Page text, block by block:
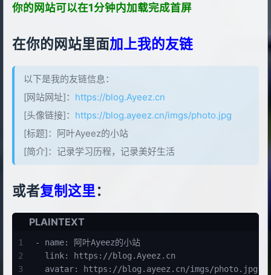
你的网站可以在1分钟内加载完成首屏
在你的网站里面加上我的友链
以下是我的友链信息：
[网站网址]： https://blog.Ayeez.cn
[头像链接]： https://blog.ayeez.cn/imgs/photo.jpg
[标题]：阿叶Ayeez的小站
[简介]：记录学习历程，记录美好生活
或者复制这里 ：
PLAINTEXT
1
2
3
- name: 阿叶Ayeez的小站
  link: https://blog.Ayeez.cn
  avatar: https://blog.ayeez.cn/imgs/photo.jpg